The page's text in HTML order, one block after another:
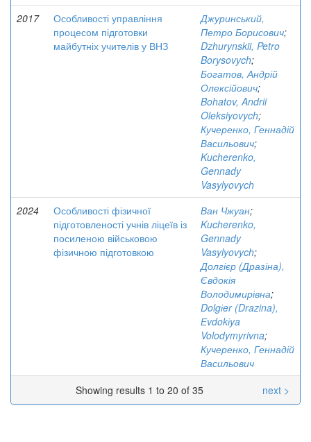
2017
Особливості управління
процесом підготовки
майбутніх учителів у ВНЗ
Джуринський,
Петро Борисович;
Dzhurynskii, Petro
Borysovych;
Богатов, Андрій
Олексійович;
Bohatov, Andrii
Oleksiyovych;
Кучеренко, Геннадій
Васильович;
Kucherenko,
Gennady
Vasylyovych
2024
Особливості фізичної
підготовленості учнів ліцеїв із
посиленою військовою
фізичною підготовкою
Ван Чжуан;
Kucherenko,
Gennady
Vasylyovych;
Долгієр (Дразіна),
Євдокія
Володимирівна;
Dolgіer (Drazina),
Еvdokіya
Volodymyrivna;
Кучеренко, Геннадій
Васильович
Showing results 1 to 20 of 35
next >